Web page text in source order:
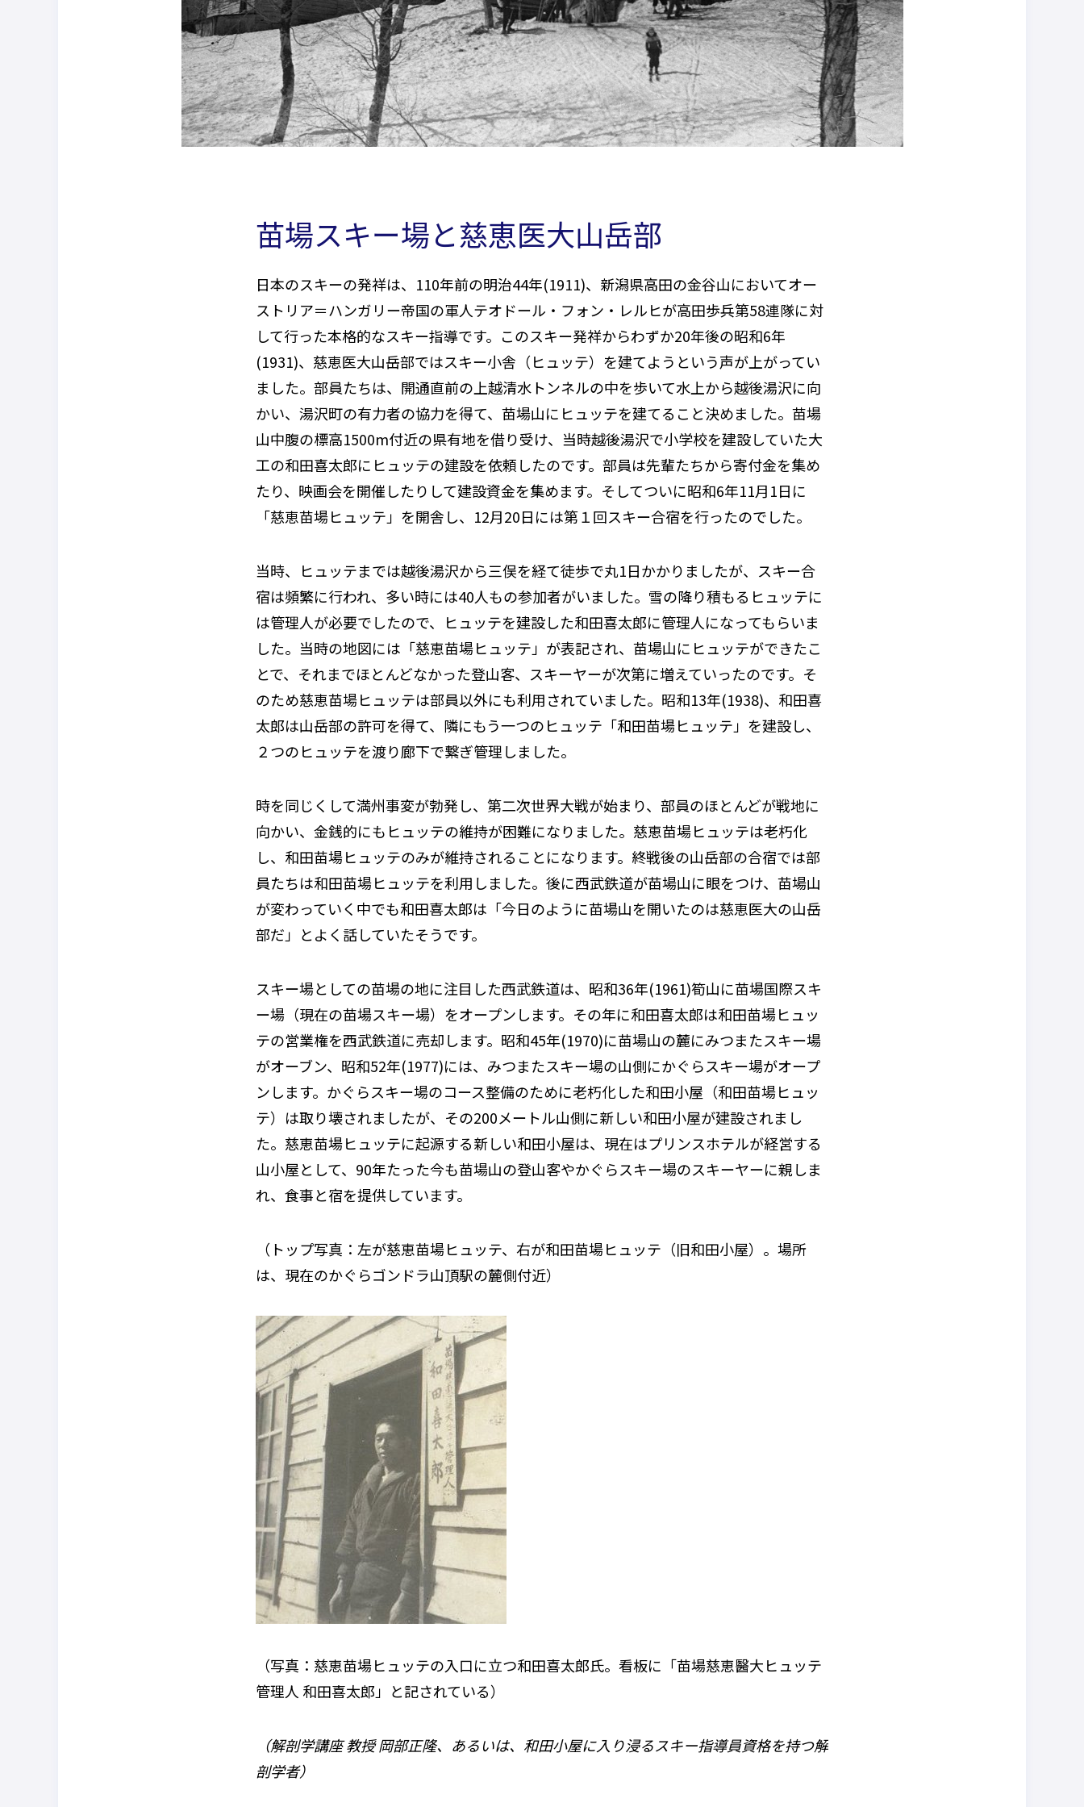
苗場スキー場と慈恵医大山岳部
日本のスキーの発祥は、 110年前の明治44年(1911)、新潟県高田の金谷山においてオー
ストリア＝ハンガリー帝国の軍人テオドール・フォン・レルヒが高田歩兵第58連隊に対
して行った本格的なスキー指導です。このスキー発祥からわずか20年後の昭和6年
(1931)、慈恵医大山岳部ではスキー小舎（ヒュッテ）を建てようという声が上がってい
ました。部員たちは、開通直前の上越清水トンネルの中を歩いて水上から越後湯沢に向
かい、湯沢町の有力者の協力を得て、苗場山にヒュッテを建てること決めました。苗場
山中腹の標高1500m付近の県有地を借り受け、当時越後湯沢で小学校を建設していた大
工の和田喜太郎にヒュッテの建設を依頼したのです。部員は先輩たちから寄付金を集め
たり、映画会を開催したりして建設資金を集めます。そしてついに昭和6年11月1日に
「慈恵苗場ヒュッテ」を開舎し、 12月20日には第１回スキー合宿を行ったのでした。
当時、ヒュッテまでは越後湯沢から三俣を経て徒歩で丸1日かかりましたが、スキー合
宿は頻繁に行われ、多い時には40人もの参加者がいました。雪の降り積もるヒュッテに
は管理人が必要でしたので、ヒュッテを建設した和田喜太郎に管理人になってもらいま
した。当時の地図には「慈恵苗場ヒュッテ」が表記され、苗場山にヒュッテができたこ
とで、それまでほとんどなかった登山客、スキーヤーが次第に増えていったのです。そ
のため慈恵苗場ヒュッテは部員以外にも利用されていました。昭和13年(1938)、和田喜
太郎は山岳部の許可を得て、隣にもう一つのヒュッテ「和田苗場ヒュッテ」を建設し、
２つのヒュッテを渡り廊下で繋ぎ管理しました。
時を同じくして満州事変が勃発し、第二次世界大戦が始まり、部員のほとんどが戦地に
向かい、金銭的にもヒュッテの維持が困難になりました。慈恵苗場ヒュッテは老朽化
し、和田苗場ヒュッテのみが維持されることになります。終戦後の山岳部の合宿では部
員たちは和田苗場ヒュッテを利用しました。後に西武鉄道が苗場山に眼をつけ、苗場山
が変わっていく中でも和田喜太郎は「今日のように苗場山を開いたのは慈恵医大の山岳
部だ」とよく話していたそうです。
スキー場としての苗場の地に注目した西武鉄道は、昭和36年(1961)筍山に苗場国際スキ
ー場（現在の苗場スキー場）をオープンします。その年に和田喜太郎は和田苗場ヒュッ
テの営業権を西武鉄道に売却します。昭和45年(1970)に苗場山の麓にみつまたスキー場
がオーブン、昭和52年(1977)には、みつまたスキー場の山側にかぐらスキー場がオープ
ンします。かぐらスキー場のコース整備のために老朽化した和田小屋（和田苗場ヒュッ
テ）は取り壊されましたが、その200メートル山側に新しい和田小屋が建設されまし
た。慈恵苗場ヒュッテに起源する新しい和田小屋は、現在はプリンスホテルが経営する
山小屋として、 90年たった今も苗場山の登山客やかぐらスキー場のスキーヤーに親しま
れ、食事と宿を提供しています。
（トップ写真：左が慈恵苗場ヒュッテ、右が和田苗場ヒュッテ（旧和田小屋）。場所
は、現在のかぐらゴンドラ山頂駅の麓側付近）
（写真：慈恵苗場ヒュッテの入口に立つ和田喜太郎氏。看板に「苗場慈恵醫大ヒュッテ
管理人 和田喜太郎」と記されている）
（解剖学講座 教授 岡部正隆、あるいは、 和田小屋に入り浸るスキー指導員資格を持つ解
剖学者）